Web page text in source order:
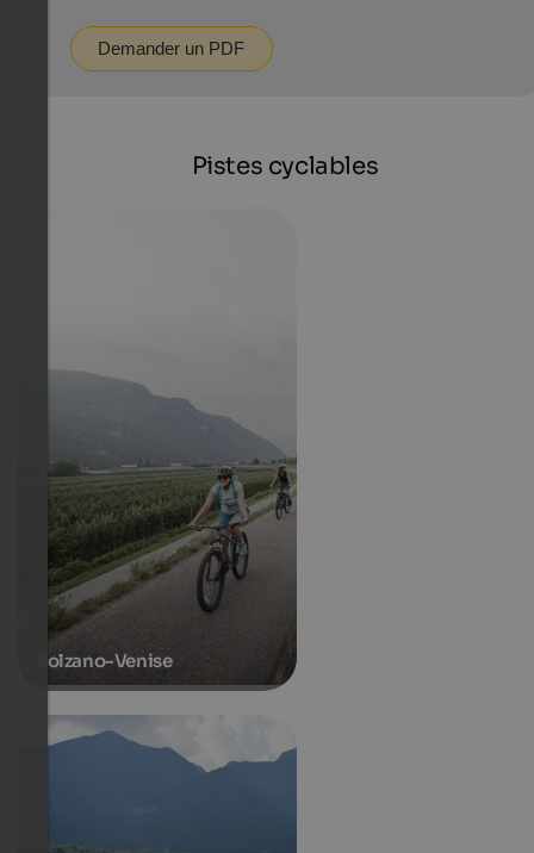
Demander un PDF
Pistes cyclables
Bolzano-Venise